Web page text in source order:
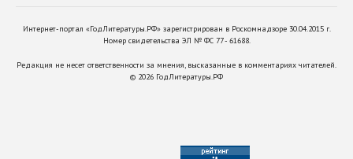
Интернет-портал «ГодЛитературы.РФ» зарегистрирован в Роскомнадзоре 30.04.2015 г.
Номер свидетельства ЭЛ № ФС 77 - 61688.
Редакция не несет ответственности за мнения, высказанные в комментариях читателей.
© 2026 ГодЛитературы.РФ